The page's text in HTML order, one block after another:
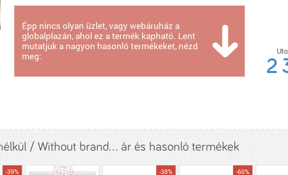
Épp nincs olyan üzlet, vagy webáruház a
globalplazán, ahol ez a termék kapható. Lent
mutatjuk a nagyon hasonló termékeket, nézd
meg:
2
/ Without brand... ár és hasonló termékek
-39% -38% -60%